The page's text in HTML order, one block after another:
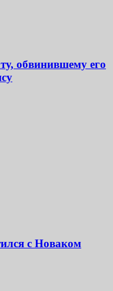
обвинившему его
с Новаком